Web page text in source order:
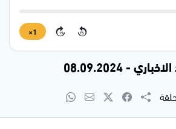
15
15
1×
- 08.09.2024